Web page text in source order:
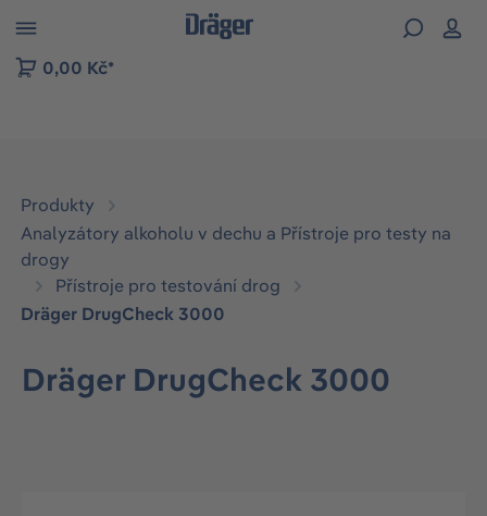
to B2B platform navigation
0,00 Kč*
Produkty
Analyzátory alkoholu v dechu a Přístroje pro testy na
drogy
Přístroje pro testování drog
Dräger DrugCheck 3000
Dräger DrugCheck 3000